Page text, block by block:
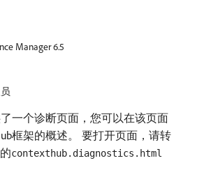
Manager 6.5
一个诊断页面，您可以在该页面
框架的概述。 要打开页面，请转
contexthub.diagnostics.html